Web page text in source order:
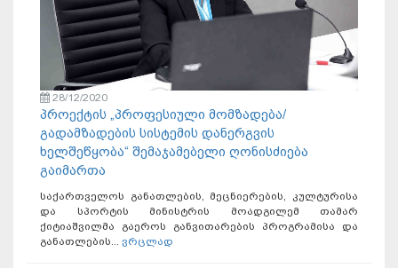
28/12/2020
პროექტის „პროფესიული მომზადება/
გადამზადების სისტემის დანერგვის
ხელშეწყობა“ შემაჯამებელი ღონისძიება
გაიმართა
საქართველოს განათლების, მეცნიერების, კულტურისა
და სპორტის მინისტრის მოადგილემ თამარ
ქიტიაშვილმა გაეროს განვითარების პროგრამისა და
განათლების... ვრცლად